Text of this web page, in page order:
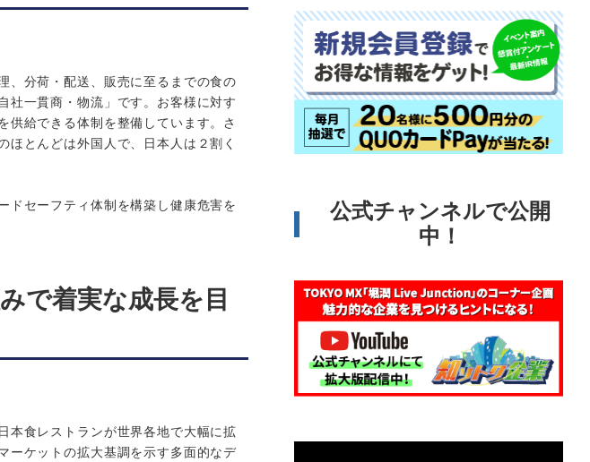
、分荷・配送、販売に至るまでの食の
社一貫商・物流」です。お客様に対す
供給できる体制を整備しています。さ
とんどは外国人で、日本人は２割く
セーフティ体制を構築し健康危害を
で着実な成長を目
本食レストランが世界各地で大幅に拡
ーケットの拡大基調を示す多面的なデ
公式チャンネルで公開
中！